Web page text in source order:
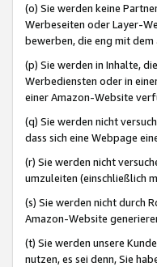
(o) Sie werden keine
Werbeseiten oder Layer-
bewerben, die eng mit
(p) Sie werden in Inhalte,
Werbediensten oder in
einer Amazon-Website
(q) Sie werden nicht
dass sich eine Webpage
(r) Sie werden nicht
umzuleiten (einschließlich
(s) Sie werden nicht durch
Amazon-Website
(t) Sie werden unsere
nutzen, es sei denn, Sie